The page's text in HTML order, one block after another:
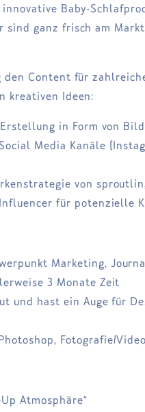
Baby-
ganz frisch am
Content für
kreativen Ideen:
in Form von
Media Kanäle
von
für potenzielle
Marketing,
3 Monate Zeit
und hast ein Auge für
Fotografie/
Atmosphäre“